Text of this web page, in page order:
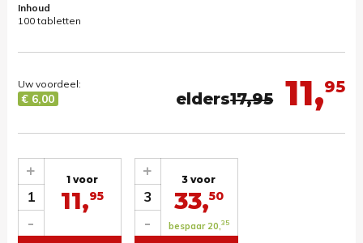
Inhoud
100 tabletten
11,95
elders17,95
Uw voordeel:
€ 6,00
1
-
+ 1 voor
11,95 3
-
+ 3 voor
33,50
bespaar 20,35